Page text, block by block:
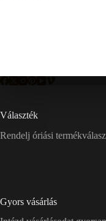
Választék
Rendelj óriási
Gyors vásárlás